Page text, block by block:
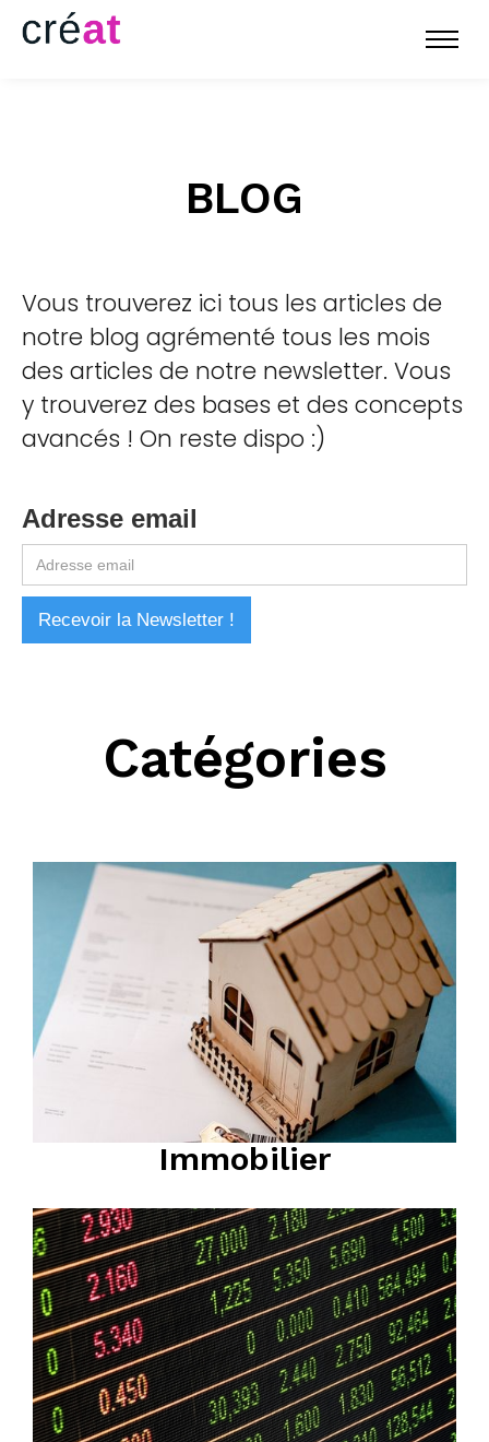
BLOG
Vous trouverez ici tous les articles de
notre blog agrémenté tous les mois
des articles de notre newsletter. Vous
y trouverez des bases et des concepts
avancés ! On reste dispo :)
Adresse email
Catégories
Immobilier